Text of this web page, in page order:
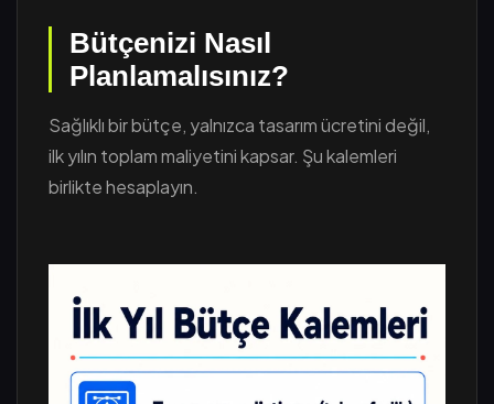
Bütçenizi Nasıl
Planlamalısınız?
Sağlıklı bir bütçe, yalnızca tasarım ücretini değil,
ilk yılın toplam maliyetini kapsar. Şu kalemleri
birlikte hesaplayın.